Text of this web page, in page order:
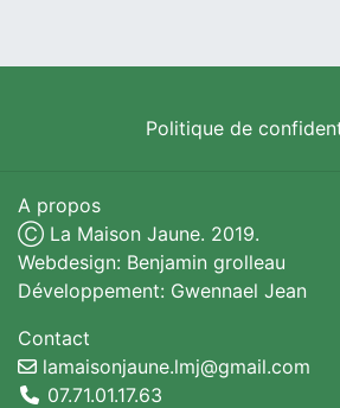
Politique de
A propos
Ⓒ La Maison Jaune. 2019.
Webdesign: Benjamin grolleau
Développement: Gwennael Jean
Contact
lamaisonjaune.lmj@gmail.com
07.71.01.17.63